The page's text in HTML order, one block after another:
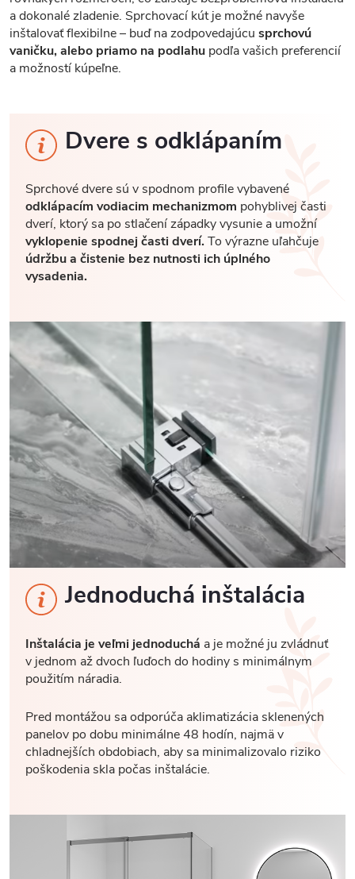
a dokonalé zladenie. Sprchovací kút je možné navyše
inštalovať flexibilne – buď na zodpovedajúcu sprchovú
vaničku, alebo priamo na podlahu podľa vašich preferencií
a možností kúpeľne.
Dvere s odklápaním
Sprchové dvere sú v spodnom profile vybavené
odklápacím vodiacim mechanizmom pohyblivej časti
dverí, ktorý sa po stlačení západky vysunie a umožní
vyklopenie spodnej časti dverí.To výrazne uľahčuje
údržbu a čistenie bez nutnosti ich úplného
vysadenia.
Jednoduchá inštalácia
Inštalácia je veľmi jednoduchá a je možné ju zvládnuť
v jednom až dvoch ľuďoch do hodiny s minimálnym
použitím náradia.
Pred montážou sa odporúča aklimatizácia sklenených
panelov po dobu minimálne 48 hodín, najmä v
chladnejších obdobiach, aby sa minimalizovalo riziko
poškodenia skla počas inštalácie.